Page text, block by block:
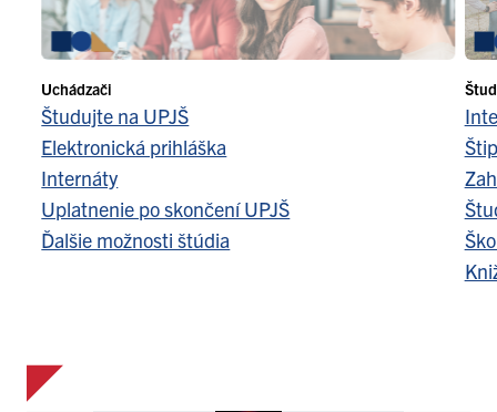
Uchádzači
Študujte na UPJŠ
Elektronická prihláška
Internáty
Uplatnenie po skončení UPJŠ
Ďalšie možnosti štúdia